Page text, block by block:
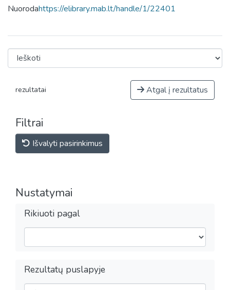
Nuorodahttps://elibrary.mab.lt/handle/1/22401
rezultatai Atgal į rezultatus
Filtrai
Išvalyti pasirinkimus
Nustatymai
Rikiuoti pagal
Rezultatų puslapyje